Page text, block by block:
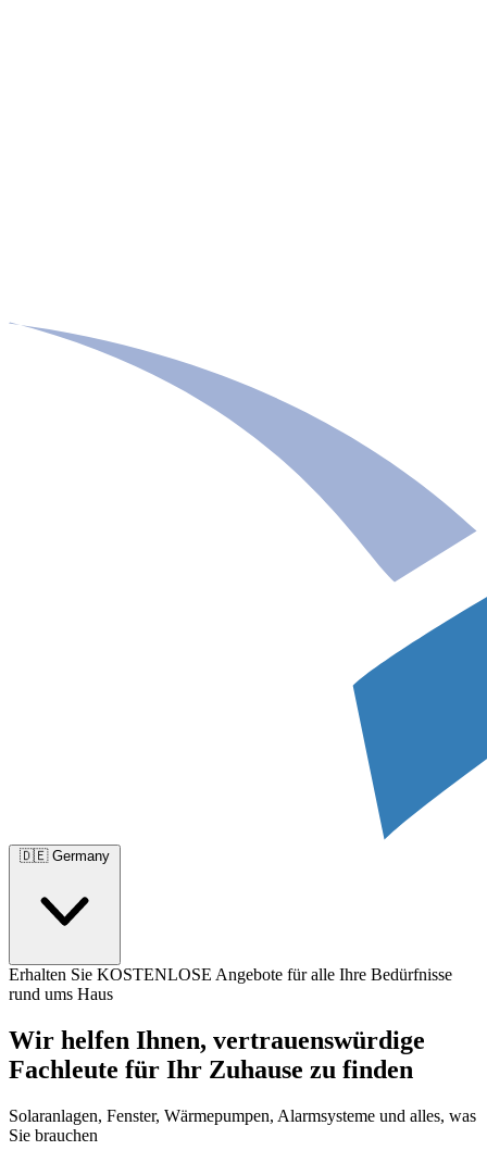
🇩🇪 Germany
Erhalten Sie KOSTENLOSE Angebote für alle Ihre Bedürfnisse
rund ums Haus
Wir helfen Ihnen, vertrauenswürdige
Fachleute für Ihr Zuhause zu finden
Solaranlagen, Fenster, Wärmepumpen, Alarmsysteme und alles, was
Sie brauchen